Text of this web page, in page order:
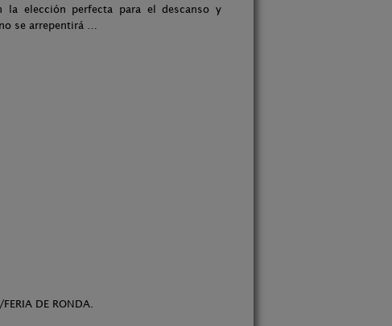
la elección perfecta para el descanso y
se arrepentirá …
DE RONDA.